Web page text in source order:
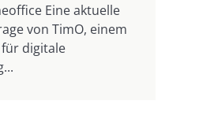
Eine aktuelle
von TimO, einem
digitale